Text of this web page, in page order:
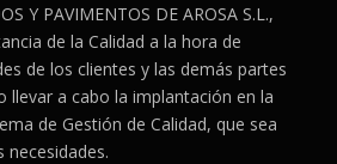
Y PAVIMENTOS DE AROSA S.L.,
de la Calidad a la hora de
de los clientes y las demás partes
llevar a cabo la implantación en la
de Gestión de Calidad, que sea
necesidades.